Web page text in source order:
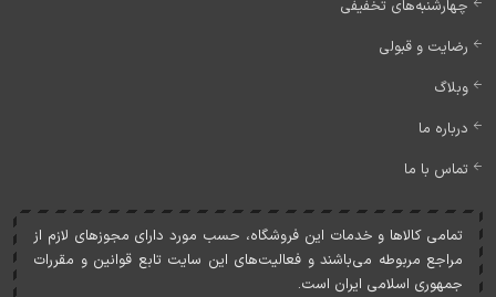
چهارشنبه‌های تخفیفی
رضایت و قبولی
وبلاگ
درباره ما
تماس با ما
تمامی کالاها و خدمات اين فروشگاه، حسب مورد دارای مجوزهای لازم از
مراجع مربوطه می‌باشند و فعاليت‌های اين سايت تابع قوانين و مقررات
جمهوری اسلامی ايران است.